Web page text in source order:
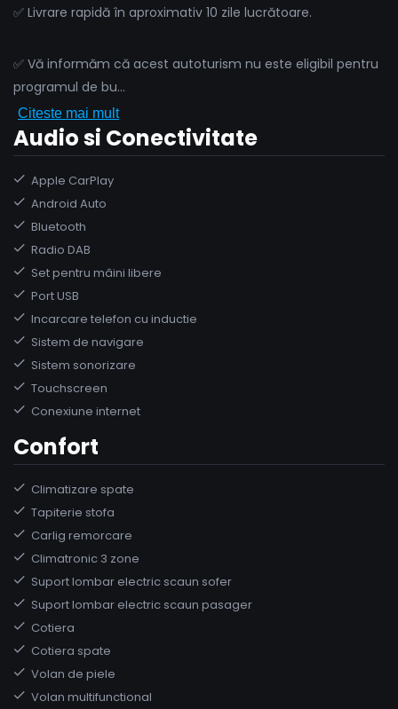
✅ Livrare rapidă în aproximativ 10 zile lucrătoare.
✅ Vă informăm că acest autoturism nu este eligibil pentru
programul de bu...
Citeste mai mult
Audio si Conectivitate
Apple CarPlay
Android Auto
Bluetooth
Radio DAB
Set pentru mâini libere
Port USB
Incarcare telefon cu inductie
Sistem de navigare
Sistem sonorizare
Touchscreen
Conexiune internet
Confort
Climatizare spate
Tapiterie stofa
Carlig remorcare
Climatronic 3 zone
Suport lombar electric scaun sofer
Suport lombar electric scaun pasager
Cotiera
Cotiera spate
Volan de piele
Volan multifunctional